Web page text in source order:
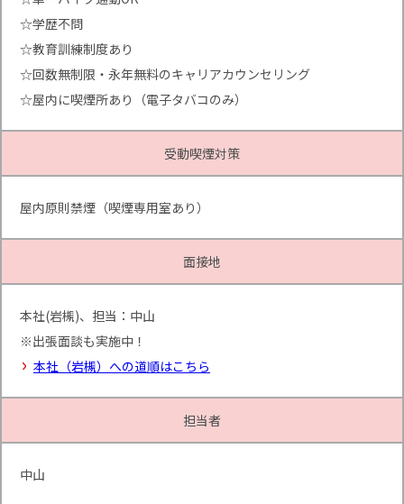
☆学歴不問
☆教育訓練制度あり
☆回数無制限・永年無料のキャリアカウンセリング
☆屋内に喫煙所あり（電子タバコのみ）
受動喫煙対策
屋内原則禁煙（喫煙専用室あり）
面接地
本社(岩槻)、担当：中山
※出張面談も実施中！
本社（岩槻）への道順はこちら
担当者
中山